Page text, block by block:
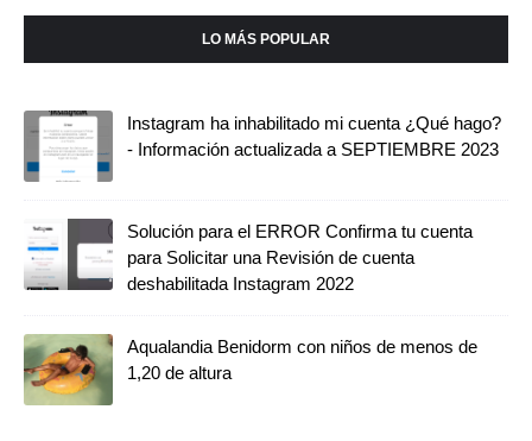
LO MÁS POPULAR
Instagram ha inhabilitado mi cuenta ¿Qué hago?
- Información actualizada a SEPTIEMBRE 2023
Solución para el ERROR Confirma tu cuenta
para Solicitar una Revisión de cuenta
deshabilitada Instagram 2022
Aqualandia Benidorm con niños de menos de
1,20 de altura